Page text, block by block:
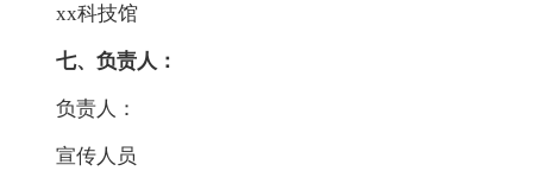
xx科技馆
七、负责人：
负责人：
宣传人员